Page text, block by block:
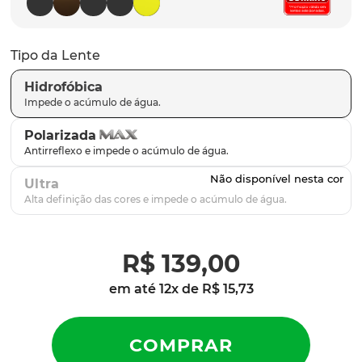
Tipo da Lente
Hidrofóbica
Polarizada
Ultra
R$ 139,00
em até 12x de R$ 15,73
9º latch